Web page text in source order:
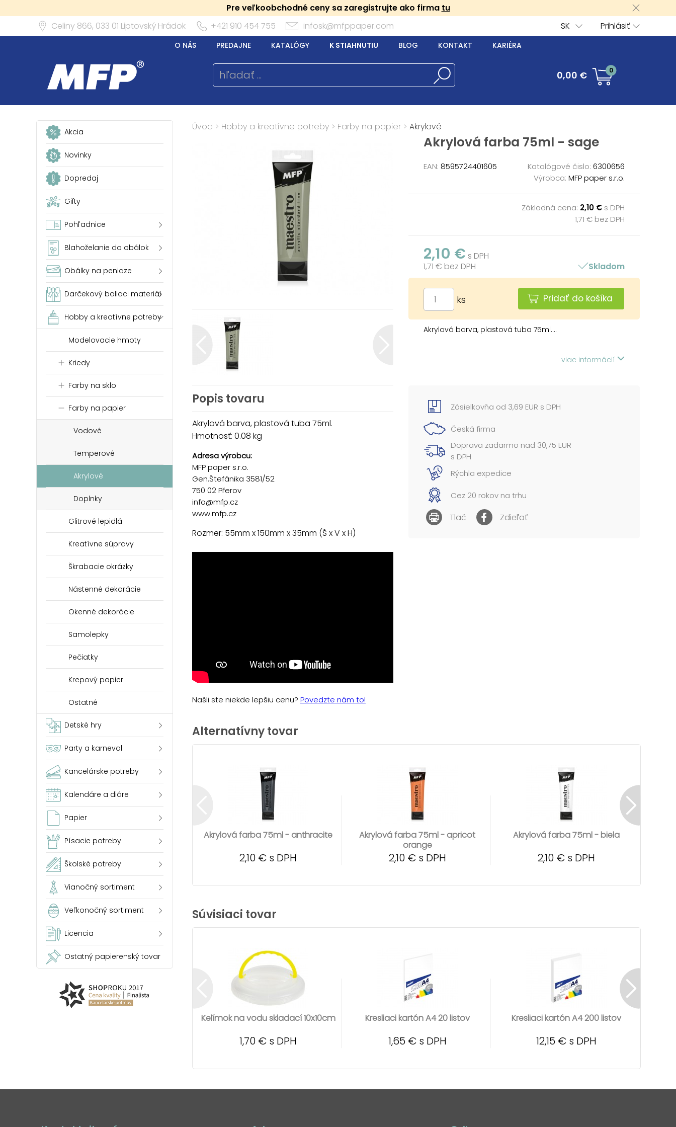
Pre veľkoobchodné ceny sa zaregistrujte ako firma tu
Celiny 866, 033 01 Liptovský Hrádok +421 910 454 755 infosk@mfppaper.com Prihlásiť
SK
O NÁS PREDAJNE KATALÓGY K STIAHNUTIU BLOG KONTAKT KARIÉRA
0,00 € 0
Akcia
Novinky
Dopredaj
Gifty
Pohľadnice
Blahoželanie do obálok
Obálky na peniaze
Darčekový baliaci materiál
Hobby a kreatívne potreby
Modelovacie hmoty
Kriedy
Farby na sklo
Farby na papier
Vodové
Temperové
Akrylové
Doplnky
Glitrové lepidlá
Kreatívne súpravy
Škrabacie okrázky
Nástenné dekorácie
Okenné dekorácie
Samolepky
Pečiatky
Krepový papier
Ostatné
Detské hry
Party a karneval
Kancelárske potreby
Kalendáre a diáre
Papier
Písacie potreby
Školské potreby
Vianočný sortiment
Veľkonočný sortiment
Licencia
Ostatný papierenský tovar
Úvod > Hobby a kreatívne potreby > Farby na papier > Akrylové
Akrylová farba 75ml - sage
EAN: 8595724401605 Katalógové čislo: 6300656
Výrobca: MFP paper s.r.o.
Základná cena: 2,10 € s DPH
1,71 € bez DPH
2,10 € s DPH
1,71 € bez DPH
Skladom
ks Pridať do košíka
Akrylová barva, plastová tuba 75ml....
viac informácií
Popis tovaru
Akrylová barva, plastová tuba 75ml.
Hmotnosť: 0.08 kg
Adresa výrobcu:
MFP paper s.r.o.
Gen.Štefánika 3581/52
750 02 Přerov
info@mfp.cz
www.mfp.cz
Rozmer: 55mm x 150mm x 35mm (Š x V x H)
Našli ste niekde lepšiu cenu? Povedzte nám to!
Zásielkovňa od 3,69 EUR s DPH
Česká firma
Doprava zadarmo nad 30,75 EUR
s DPH
Rýchla expedice
Cez 20 rokov na trhu
Tlač Zdieľať
Alternatívny tovar
Akrylová farba 75ml - anthracite
2,10 € s DPH
Akrylová farba 75ml - apricot
orange
2,10 € s DPH
Akrylová farba 75ml - biela
2,10 € s DPH
Súvisiaci tovar
Kelímok na vodu skladací 10x10cm
1,70 € s DPH
Kresliaci kartón A4 20 listov
1,65 € s DPH
Kresliaci kartón A4 200 listov
12,15 € s DPH